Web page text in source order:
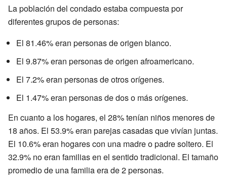
La población del condado estaba compuesta por
diferentes grupos de personas:
El 81.46% eran personas de origen blanco.
El 9.87% eran personas de origen afroamericano.
El 7.2% eran personas de otros orígenes.
El 1.47% eran personas de dos o más orígenes.
En cuanto a los hogares, el 28% tenían niños menores de
18 años. El 53.9% eran parejas casadas que vivían juntas.
El 10.6% eran hogares con una madre o padre soltero. El
32.9% no eran familias en el sentido tradicional. El tamaño
promedio de una familia era de 2 personas.